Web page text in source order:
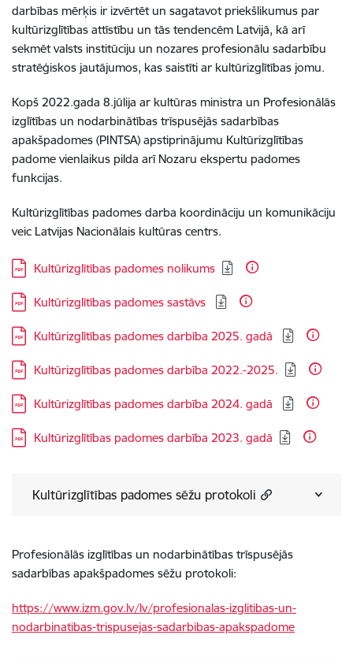
darbības mērķis ir izvērtēt un sagatavot priekšlikumus par
kultūrizglītības attīstību un tās tendencēm Latvijā, kā arī
sekmēt valsts institūciju un nozares profesionālu sadarbību
stratēģiskos jautājumos, kas saistīti ar kultūrizglītības jomu.
Kopš 2022.gada 8.jūlija ar kultūras ministra un Profesionālās
izglītības un nodarbinātības trīspusējās sadarbības
apakšpadomes (PINTSA) apstiprinājumu Kultūrizglītības
padome vienlaikus pilda arī Nozaru ekspertu padomes
funkcijas.
Kultūrizglītības padomes darba koordināciju un komunikāciju
veic Latvijas Nacionālais kultūras centrs.
Lejupielādēt:
Kultūrizglītības padomes nolikums
Lejupielādēt:
Kultūrizglītības padomes sastāvs
Lejupielādēt:
Kultūrizglītības padomes darbība 2025. gadā
Lejupielādēt:
Kultūrizglītības padomes darbība 2022.-2025.
Lejupielādēt:
Kultūrizglītības padomes darbība 2024. gadā
Lejupielādēt:
Kultūrizglītības padomes darbība 2023. gadā
Kultūrizglītības padomes sēžu protokoli
Profesionālās izglītības un nodarbinātības trīspusējās
sadarbības apakšpadomes sēžu protokoli:
https://www.izm.gov.lv/lv/profesionalas-izglitibas-un-
nodarbinatibas-trispusejas-sadarbibas-apakspadome